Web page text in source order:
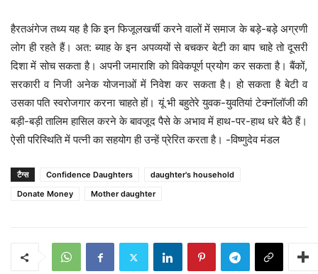
हैरतअंगेज तथ्य यह है कि इन फिजूलखर्ची करने वालों में समाज के बड़े-बड़े अग्रणी
लोग ही रहते हैं। अत: ब्याह के इन अपव्ययों से बचकर बेटी का बाप चाहे तो दूसरी
दिशा में सोच सकता है। अपनी जमाराशि को विवेकपूर्ण प्रयोग कर सकता है। बैंकों,
सरकारी व निजी अनेक योजनाओं में निवेश कर सकता है। हो सकता है बेटी व
उसका पति स्वरोजगार करना चाहते हों। यूं भी बहुतेरे युवक-युवतियां टेक्नॉलॉजी की
बड़ी-बड़ी तालिम हासिल करने के बावजूद पैसे के अभाव में हाथ-पर-हाथ धरे बैठे हैं।
ऐसी परिस्थिति में पत्नी का सहयोग ही उन्हें प्रेरित करता है। -विष्णुदेव मंडल
टैग्स Confidence Daughters
daughter's household
Donate Money
Mother daughter